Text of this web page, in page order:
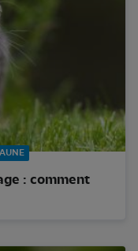
: comment